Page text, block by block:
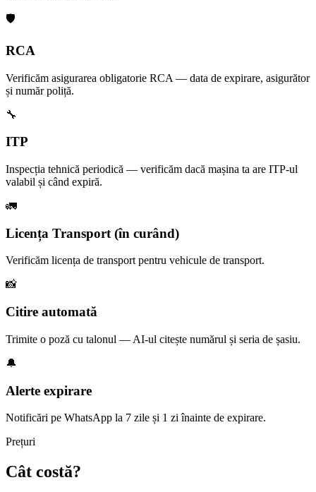
🛡️
RCA
Verificăm asigurarea obligatorie RCA — data de expirare, asigurător
și număr poliță.
🔧
ITP
Inspecția tehnică periodică — verificăm dacă mașina ta are ITP-ul
valabil și când expiră.
🚛
Licența Transport (în curând)
Verificăm licența de transport pentru vehicule de transport.
📸
Citire automată
Trimite o poză cu talonul — AI-ul citește numărul și seria de șasiu.
🔔
Alerte expirare
Notificări pe WhatsApp la 7 zile și 1 zi înainte de expirare.
Prețuri
Cât costă?